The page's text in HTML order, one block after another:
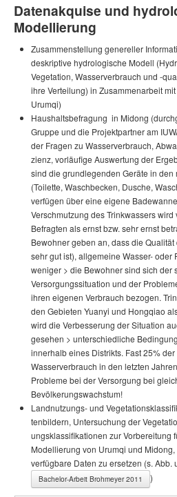
Datenakquise und
Modellierung
Zusammenstellung genereller
deskriptive hydrologische Modell
Vegetation, Wasserverbrauch und -
ihre Verteilung) in Zusammenarbeit
Urumqi)
Haushaltsbefragung in Midong
Gruppe und die Projekt­partner am
der Fragen zu Was­ser­ver­brauch,
zienz, vorläufige Auswertung der
sind die grundlegenden Geräte in
(Toilette, Waschbecken, Dusche,
verfügen über eine eigene
Verschmutzung des Trinkwassers
Befragten als ernst bzw. sehr ernst
Bewohner geben an, dass die
sehr gut ist), allgemeine Wasser- oder
weniger > die Bewohner sind sich der
Versorgungssituation und der
ihren eigenen Verbrauch bezogen.
den Gebieten Yuanyi und Hongqiao
wird die Verbesserung der Situation
gesehen > unterschiedliche
innerhalb eines Distrikts. Fast 25%
Wasserverbrauch in den letzten
Probleme bei der Versorgung bei
Bevölkerungswachstum!
Landnutzungs- und
ten­bildern, Untersuchung der
ungs­klas­si­fi­ka­ti­onen zur Vor­be­rei­tung
Modellierung von Urumqi und
verfügbare Daten zu ersetzen (s. Abb.
Bachelor-Arbeit Brohmeyer 2011 )